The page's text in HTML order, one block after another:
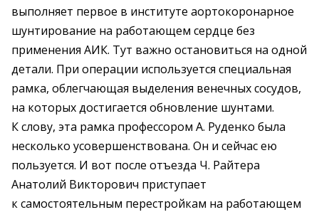
выполняет первое в институте аортокоронарное
шунтирование на работающем сердце без
применения АИК. Тут важно остановиться на одной
детали. При операции используется специальная
рамка, облегчающая выделения венечных сосудов,
на которых достигается обновление шунтами.
К слову, эта рамка профессором А. Руденко была
несколько усовершенствована. Он и сейчас ею
пользуется. И вот после отъезда Ч. Райтера
Анатолий Викторович приступает
к самостоятельным перестройкам на работающем